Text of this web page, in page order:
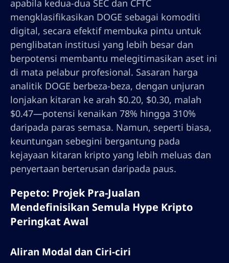
apabila kedua-dua SEC dan CFTC
mengklasifikasikan DOGE sebagai komoditi
digital, secara efektif membuka pintu untuk
penglibatan institusi yang lebih besar dan
berpotensi membantu melegitimasikan aset ini
di mata pelabur profesional. Sasaran harga
analitik DOGE berbeza-beza, dengan unjuran
lonjakan kitaran ke arah $0.20, $0.30, malah
$0.47—potensi kenaikan 78% hingga 310%
daripada paras semasa. Namun, seperti biasa,
keuntungan sebegini bergantung pada
kejayaan kitaran kripto yang lebih meluas dan
penyertaan berterusan daripada paus.
Pepeto: Projek Pra-Jualan
Mendefinisikan Semula Hype Kripto
Peringkat Awal
Aliran Modal dan Ciri-ciri